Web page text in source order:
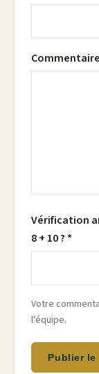
Vérification
8 + 10 ? *
Votre
l'équipe.
Publier le